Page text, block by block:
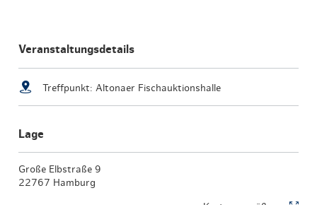
Veranstaltungsdetails
Treffpunkt: Altonaer Fischauktionshalle
Lage
Große Elbstraße 9
22767 Hamburg